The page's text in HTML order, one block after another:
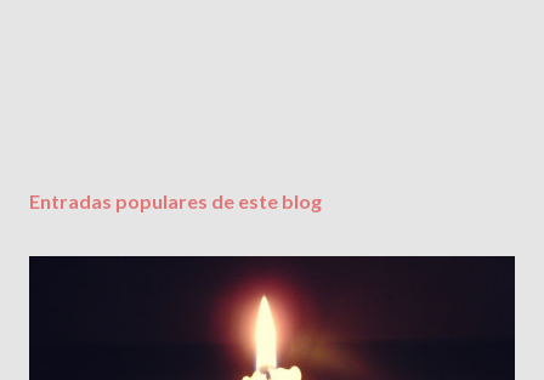
Entradas populares de este blog